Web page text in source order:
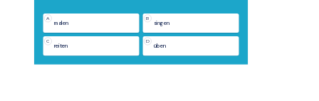
A
malen
B
singen
C
reiten
D
üben